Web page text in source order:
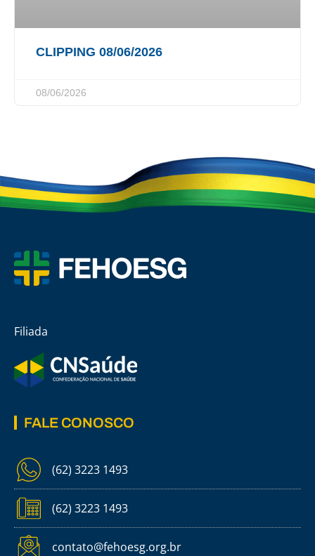
CLIPPING 08/06/2026
08/06/2026
Filiada
FALE CONOSCO
(62) 3223 1493
(62) 3223 1493
contato@fehoesg.org.br